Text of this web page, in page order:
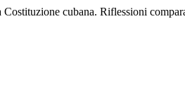
cubana. Riflessioni